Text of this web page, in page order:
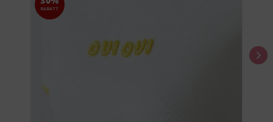
RABATT